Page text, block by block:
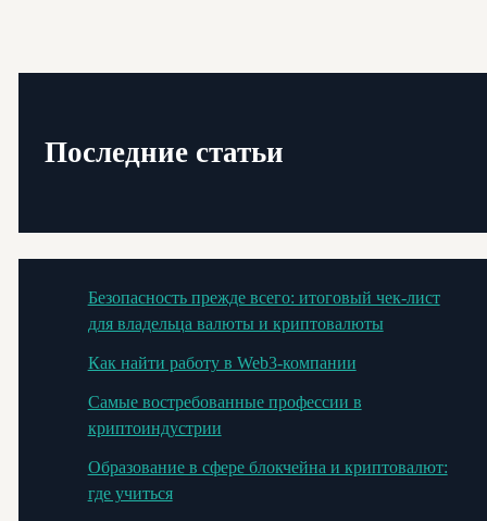
Последние статьи
Безопасность прежде всего: итоговый чек-лист
для владельца валюты и криптовалюты
Как найти работу в Web3-компании
Самые востребованные профессии в
криптоиндустрии
Образование в сфере блокчейна и криптовалют:
где учиться